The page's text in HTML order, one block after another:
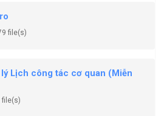
file(s)
Lịch công tác cơ quan (Miễn
file(s)